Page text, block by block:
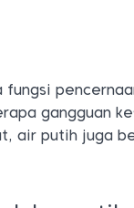
gangguan
air putih juga